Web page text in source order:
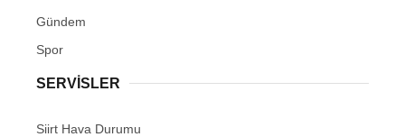
Gündem
Spor
SERVİSLER
Siirt Hava Durumu